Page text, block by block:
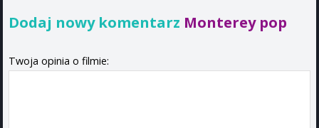
Dodaj nowy komentarz Monterey pop
Twoja opinia o filmie: